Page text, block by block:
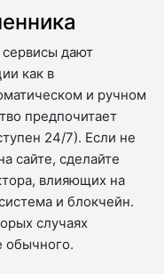
дают
как в
и ручном
предпочитает
24/7). Если не
сайте, сделайте
влияющих на
и блокчейн.
случаях
обычного.